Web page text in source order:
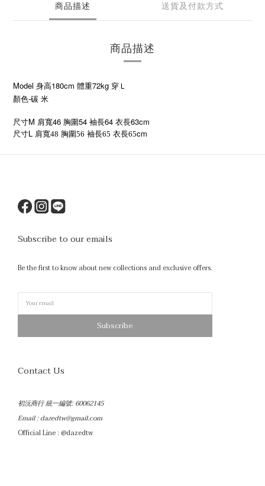
商品描述 送貨及付款方式
商品描述
Model 身高180cm 體重72kg 穿Ｌ
顏色-碳 米
尺寸M 肩寬46 胸圍54 袖長64 衣長63cm
尺寸L 肩寬48 胸圍56 袖長65 衣長65cm
Subscribe to our emails
Be the first to know about new collections and exclusive offers.
Subscribe
Contact Us
初沅商行 統一編號: 60062145
Email : dazedtw@gmail.com
Official Line : @dazedtw